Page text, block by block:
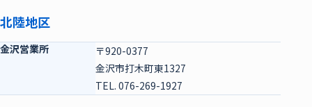
北陸地区
金沢営業所
〒920-0377
金沢市打木町東1327
TEL. 076-269-1927